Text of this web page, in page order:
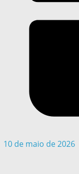
10 de maio de 2026